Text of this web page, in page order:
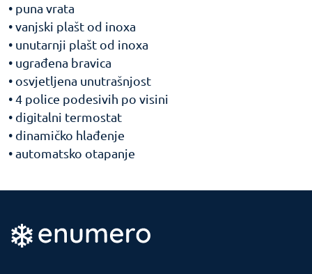
• puna vrata
• vanjski plašt od inoxa
• unutarnji plašt od inoxa
• ugrađena bravica
• osvjetljena unutrašnjost
• 4 police podesivih po visini
• digitalni termostat
• dinamičko hlađenje
• automatsko otapanje